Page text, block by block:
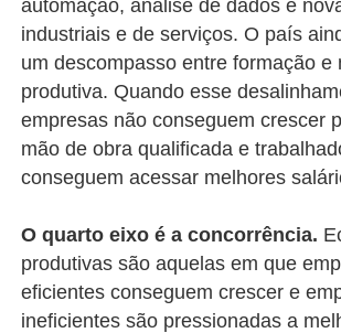
automação, análise de dados e
industriais e de serviços. O país
um descompasso entre formação e
produtiva. Quando esse
empresas não conseguem crescer
mão de obra qualificada e
conseguem acessar melhores
O quarto eixo é a concorrência.
produtivas são aquelas em que
eficientes conseguem crescer e
ineficientes são pressionadas a